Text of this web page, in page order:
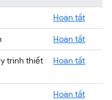
Hoàn tất
Hoàn tất
trình thiết
Hoàn tất
Hoàn tất